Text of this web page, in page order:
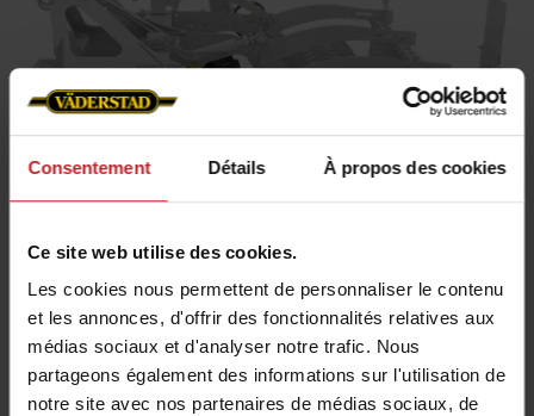
Consentement Détails À propos des cookies
Ce site web utilise des cookies.
Les cookies nous permettent de personnaliser le contenu
et les annonces, d'offrir des fonctionnalités relatives aux
médias sociaux et d'analyser notre trafic. Nous
partageons également des informations sur l'utilisation de
notre site avec nos partenaires de médias sociaux, de
Zone 1 - Découpe et mélange
intensifs
Deux rangées de disques en acier renforcé V-55 de